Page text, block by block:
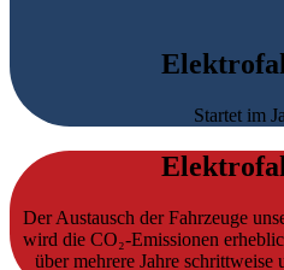
Startet im
Der Austausch der Fahrzeuge
wird die CO₂-Emissionen
über mehrere Jahre